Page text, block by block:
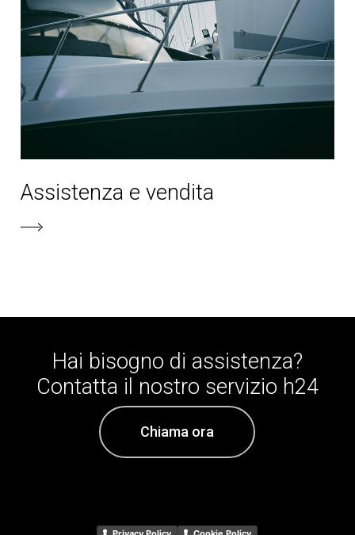
Assistenza e vendita
Hai bisogno di assistenza?
Contatta il nostro servizio h24
Chiama ora